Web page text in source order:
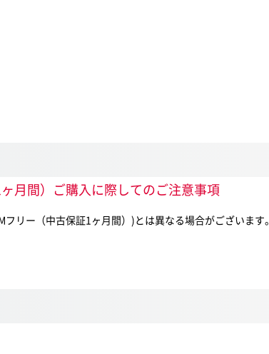
月間）ご購入に際してのご注意事項
リー（中古保証1ヶ月間）)とは異なる場合がございます。